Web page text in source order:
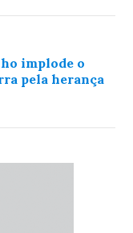
implode o
pela herança